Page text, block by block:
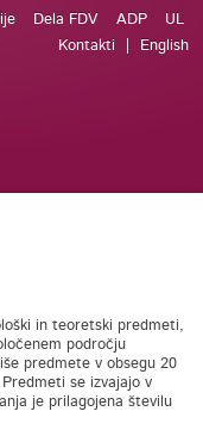
Dela FDV ADP
UL
Kontakti
English
in teoretski predmeti,
področju
predmete v obsegu 20
se izvajajo v
je prilagojena številu